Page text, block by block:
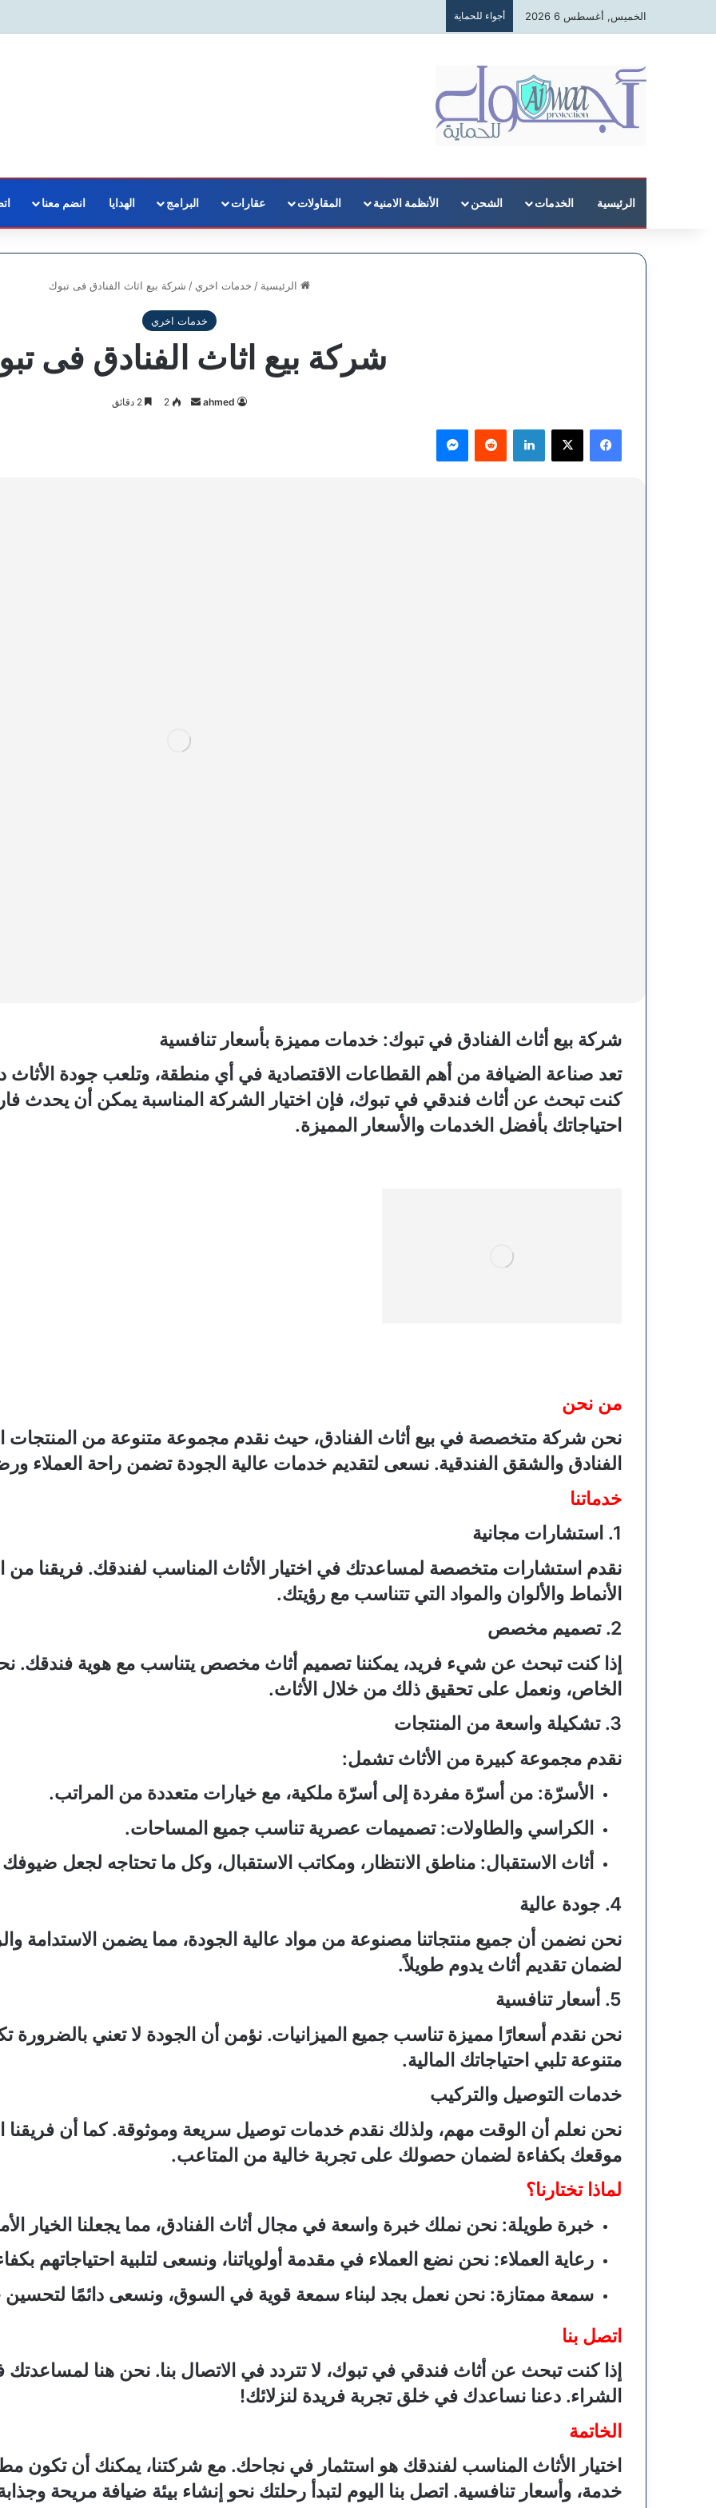
الخميس, أغسطس 6 2026 أجواء للحماية
الرئيسية الخدمات الشحن الأنظمة الامنية المقاولات عقارات البرامج الهدايا انضم معنا
الرئيسية / خدمات اخري / شركة بيع اثاث الفنادق فى تبوك
خدمات اخري
شركة بيع اثاث الفنادق فى
ahmed
أرسل2 2 دقائق
فيسبوك ‫X لينكدإن ماسنجر
شركة بيع أثاث الفنادق في تبوك: خدمات مميزة بأسعار تنافسية
تعد صناعة الضيافة من أهم القطاعات الاقتصادية في أي منطقة، وتلعب جودة الأثاث
كنت تبحث عن أثاث فندقي في تبوك، فإن اختيار الشركة المناسبة يمكن أن يحدث فارقًا
احتياجاتك بأفضل الخدمات والأسعار المميزة.
من نحن
نحن شركة متخصصة في بيع أثاث الفنادق، حيث نقدم مجموعة متنوعة من المنتجات
الفنادق والشقق الفندقية. نسعى لتقديم خدمات عالية الجودة تضمن راحة العملاء
خدماتنا
1.
استشارات مجانية
نقدم استشارات متخصصة لمساعدتك في اختيار الأثاث المناسب لفندقك. فريقنا من
الأنماط والألوان والمواد التي تتناسب مع رؤيتك.
2. تصميم مخصص
إذا كنت تبحث عن شيء فريد، يمكننا تصميم أثاث مخصص يتناسب مع هوية فندقك.
الخاص، ونعمل على تحقيق ذلك من خلال الأثاث.
3. تشكيلة واسعة من المنتجات
نقدم مجموعة كبيرة من الأثاث تشمل:
الأسرّة: من أسرّة مفردة إلى أسرّة ملكية، مع خيارات متعددة من المراتب.
الكراسي والطاولات: تصميمات عصرية تناسب جميع المساحات.
أثاث الاستقبال: مناطق الانتظار، ومكاتب الاستقبال، وكل ما تحتاجه لجعل
4. جودة عالية
نحن نضمن أن جميع منتجاتنا مصنوعة من مواد عالية الجودة، مما يضمن الاستدامة
لضمان تقديم أثاث يدوم طويلاً.
5.
أسعار تنافسية
نحن نقدم أسعارًا مميزة تناسب جميع الميزانيات. نؤمن أن الجودة لا تعني بالضرورة
متنوعة تلبي احتياجاتك المالية.
خدمات التوصيل والتركيب
نحن نعلم أن الوقت مهم، ولذلك نقدم خدمات توصيل سريعة وموثوقة. كما أن فريقنا
موقعك بكفاءة لضمان حصولك على تجربة خالية من المتاعب.
لماذا تختارنا؟
خبرة طويلة: نحن نملك خبرة واسعة في مجال أثاث الفنادق، مما يجعلنا الخيار
رعاية العملاء: نحن نضع العملاء في مقدمة أولوياتنا، ونسعى لتلبية احتياجاتهم
سمعة ممتازة: نحن نعمل بجد لبناء سمعة قوية في السوق، ونسعى دائمًا لتحسين
اتصل بنا
إذا كنت تبحث عن أثاث فندقي في تبوك، لا تتردد في الاتصال بنا. نحن هنا
الشراء. دعنا نساعدك في خلق تجربة فريدة لنزلائك!
الخاتمة
اختيار الأثاث المناسب لفندقك هو استثمار في نجاحك. مع شركتنا، يمكنك أن
خدمة، وأسعار تنافسية. اتصل بنا اليوم لتبدأ رحلتك نحو إنشاء بيئة ضيافة مريحة